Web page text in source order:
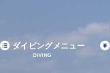
ダイビングメニュー
DIVING